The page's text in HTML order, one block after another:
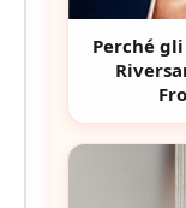
Perché